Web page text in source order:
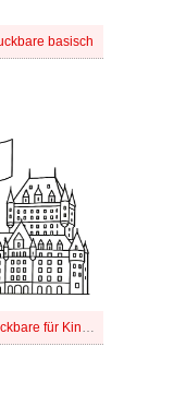
basisch
Kanada druckbare für Kinder